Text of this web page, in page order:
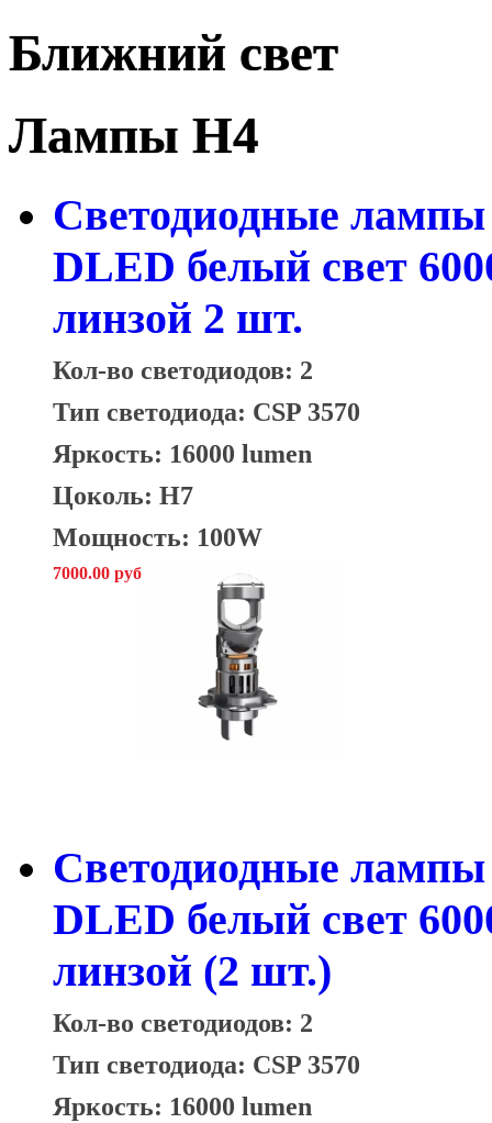
Ближний свет
Лампы H4
Светодиодные лампы
DLED белый свет
линзой 2 шт.
Кол-во светодиодов: 2
Тип светодиода: CSP 3570
Яркость: 16000 lumen
Цоколь: H7
Мощность: 100W
7000.00 руб
Светодиодные лампы
DLED белый свет
линзой (2 шт.)
Кол-во светодиодов: 2
Тип светодиода: CSP 3570
Яркость: 16000 lumen